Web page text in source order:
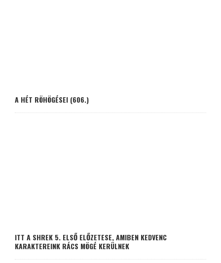
A HÉT RÖHÖGÉSEI (606.)
ITT A SHREK 5. ELSŐ ELŐZETESE, AMIBEN KEDVENC
KARAKTEREINK RÁCS MÖGÉ KERÜLNEK